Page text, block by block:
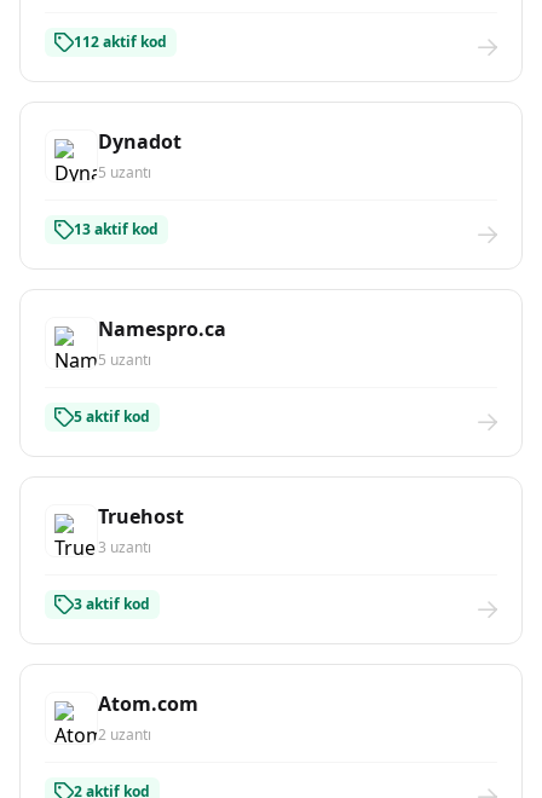
112 aktif kod
Dynadot
5 uzantı
13 aktif kod
Namespro.ca
5 uzantı
5 aktif kod
Truehost
3 uzantı
3 aktif kod
Atom.com
2 uzantı
2 aktif kod